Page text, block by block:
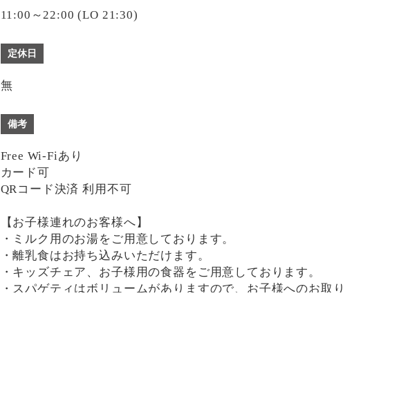
11:00～22:00 (LO 21:30)
定休日
無
備考
Free Wi-Fiあり
カード可
QRコード決済 利用不可
【お子様連れのお客様へ】
・ミルク用のお湯をご用意しております。
・離乳食はお持ち込みいただけます。
・キッズチェア、お子様用の食器をご用意しております。
・スパゲティはボリュームがありますので、お子様へのお取り